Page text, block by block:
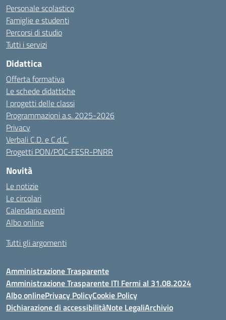
Personale scolastico
Famiglie e studenti
Percorsi di studio
Tutti i servizi
Didattica
Offerta formativa
Le schede didattiche
I progetti delle classi
Programmazioni a.s. 2025-2026
Privacy
Verbali C.D. e C.d.C.
Progetti PON/POC-FESR-PNRR
Novità
Le notizie
Le circolari
Calendario eventi
Albo online
Tutti gli argomenti
Amministrazione Trasparente
Amministrazione Trasparente ITI Fermi al 31.08.2024
Albo onlinePrivacy PolicyCookie Policy
Dichiarazione di accessibilitàNote LegaliArchivio